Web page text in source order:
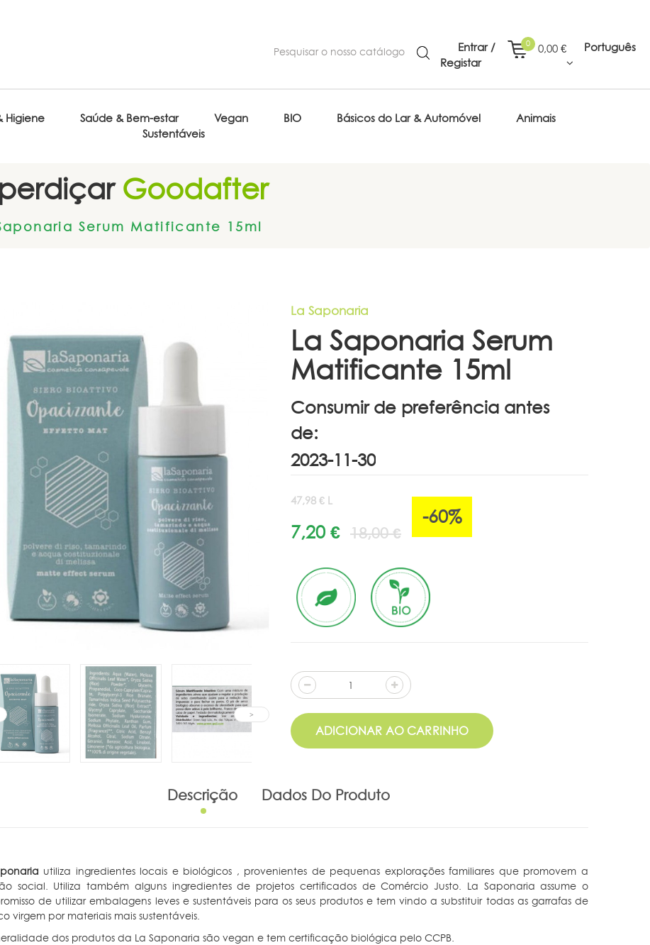
Entrar /
Registar
0,00 €
0 Português
Higiene Saúde & Bem-estar Vegan BIO Básicos do Lar & Automóvel
Animais
Sustentáveis
Goodafter
Serum Matificante 15ml
La Saponaria
La Saponaria Serum
Matificante 15ml
Consumir de preferência antes
de:
47,98 € L
7,20 € 18,00 €
-60%
ADICIONAR AO CARRINHO
Descrição Dados Do Produto
utiliza ingredientes locais e biológicos , provenientes de pequenas explorações familiares que promovem a
social. Utiliza também alguns ingredientes de projetos certificados de Comércio Justo. La Saponaria assume o
de utilizar embalagens leves e sustentáveis para os seus produtos e tem vindo a substituir todas as garrafas de
virgem por materiais mais sustentáveis.
dos produtos da La Saponaria são vegan e tem certificação biológica pelo CCPB.